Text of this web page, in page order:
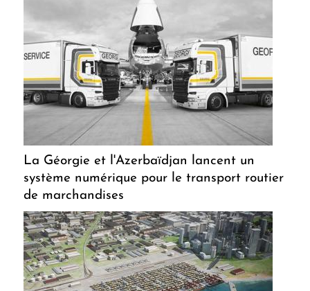
La Géorgie et l'Azerbaïdjan lancent un
système numérique pour le transport routier
de marchandises